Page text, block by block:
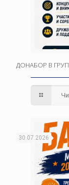
ДОНАБОР В
30.07.2026